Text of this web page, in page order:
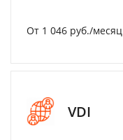
От 1 046 руб./месяц
VDI